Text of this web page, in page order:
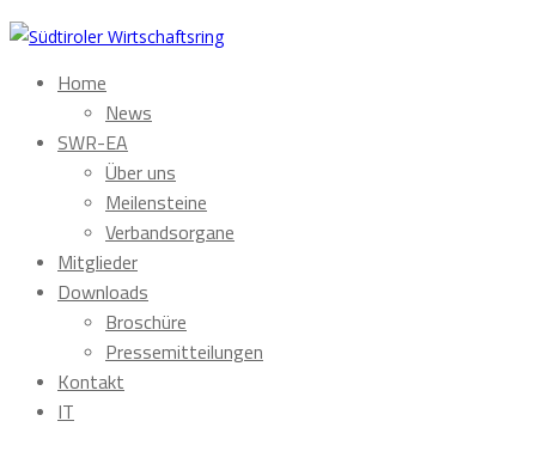
Home
News
SWR-EA
Über uns
Meilensteine
Verbandsorgane
Mitglieder
Downloads
Broschüre
Pressemitteilungen
Kontakt
IT